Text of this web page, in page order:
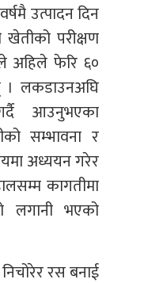
उत्पादन दिन
परीक्षण
फेरि ६०
लकडाउनअघि
आउनुभएका
सम्भावना र
अध्ययन गरेर
कागतीमा
लगानी भएको
रस बनाई